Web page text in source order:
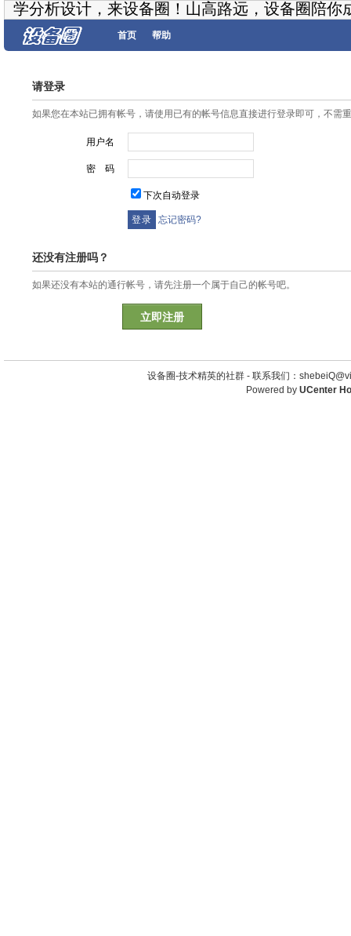
学分析设计，来设备圈！山高路远，设备圈陪你
首页 帮助
请登录
如果您在本站已拥有帐号，请使用已有的帐号信息直接进行登录即可，不需
用户名
密 码
下次自动登录
忘记密码?
还没有注册吗？
如果还没有本站的通行帐号，请先注册一个属于自己的帐号吧。
立即注册
设备圈-技术精英的社群 - 联系我们：
Powered by UCenter